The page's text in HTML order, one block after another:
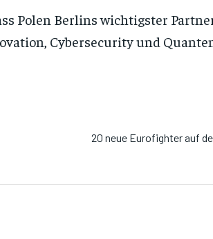
Polen Berlins wichtigster
Cybersecurity und
20 neue Eurofighter auf